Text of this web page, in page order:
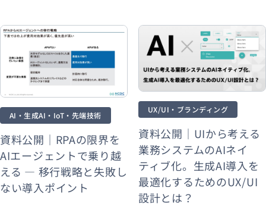
AI・生成AI・IoT・先端技術
資料公開｜RPAの限界を
AIエージェントで乗り越
える ― 移行戦略と失敗し
ない導入ポイント
UX/UI・ブランディング
資料公開｜UIから考える
業務システムのAIネイ
ティブ化。生成AI導入を
最適化するためのUX/UI
設計とは？